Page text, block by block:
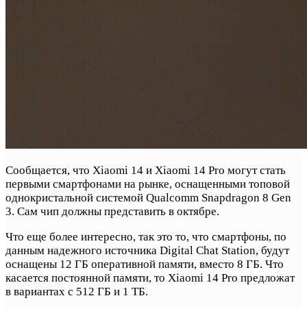
Сообщается, что Xiaomi 14 и Xiaomi 14 Pro могут стать
первыми смартфонами на рынке, оснащенными топовой
однокристальной системой Qualcomm Snapdragon 8 Gen
3. Сам чип должны представить в октябре.
Что еще более интересно, так это то, что смартфоны, по
данным надежного источника Digital Chat Station, будут
оснащены 12 ГБ оперативной памяти, вместо 8 ГБ. Что
касается постоянной памяти, то Xiaomi 14 Pro предложат
в вариантах с 512 ГБ и 1 ТБ.